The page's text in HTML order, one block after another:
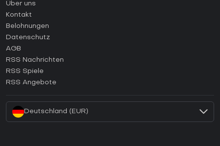
Anleitungen
Wie aktiviert man einen Steam CD Key?
Wie aktiviert man einen Epic Games CD Key?
Wie aktiviert man einen GOG CD Key?
Wie aktiviert man einen Ubisoft Connect CD Key?
Über uns
Kontakt
Belohnungen
Datenschutz
AGB
RSS Nachrichten
RSS Spiele
RSS Angebote
Deutschland (EUR)